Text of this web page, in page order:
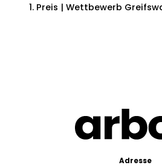
1. Preis | Wettbewerb
Adresse